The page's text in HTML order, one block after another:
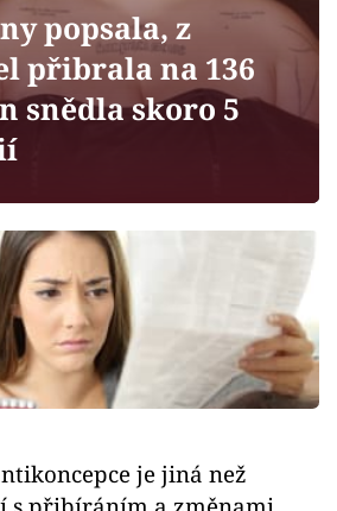
Karlovy Vary
popsala, z
přibrala na 136
snědla skoro 5
je jiná než